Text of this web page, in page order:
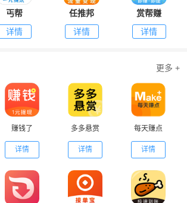
丐帮
详情
任推邦
详情
赏帮赚
详情
更多 +
赚钱了
详情
多多悬赏
详情
每天赚点
详情